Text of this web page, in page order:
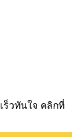
ร็วทันใจ คลิกที่